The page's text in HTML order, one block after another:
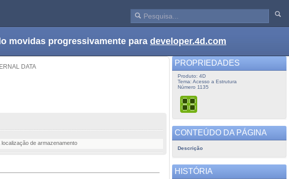
movidas progressivamente para developer.4d.com
DATA
de armazenamento
PROPRIEDADES
Produto: 4D
Tema: Acesso a Estrutura
Número 1135
CONTEÚDO DA PÁGINA
Descrição
HISTÓRIA